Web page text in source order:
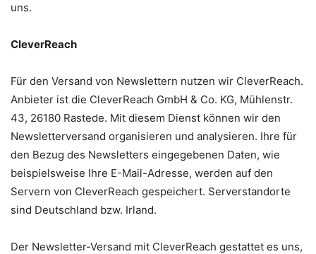
uns.
CleverReach
Für den Versand von Newslettern nutzen wir CleverReach.
Anbieter ist die CleverReach GmbH & Co. KG, Mühlenstr.
43, 26180 Rastede. Mit diesem Dienst können wir den
Newsletterversand organisieren und analysieren. Ihre für
den Bezug des Newsletters eingegebenen Daten, wie
beispielsweise Ihre E-Mail-Adresse, werden auf den
Servern von CleverReach gespeichert. Serverstandorte
sind Deutschland bzw. Irland.
Der Newsletter-Versand mit CleverReach gestattet es uns,